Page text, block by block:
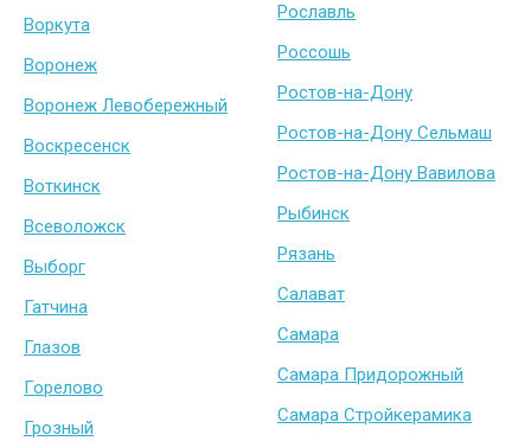
Воркута
Воронеж
Воронеж Левобережный
Воскресенск
Воткинск
Всеволожск
Выборг
Гатчина
Глазов
Горелово
Грозный
Рославль
Россошь
Ростов-на-Дону
Ростов-на-Дону Сельмаш
Ростов-на-Дону Вавилова
Рыбинск
Рязань
Салават
Самара
Самара Придорожный
Самара Стройкерамика